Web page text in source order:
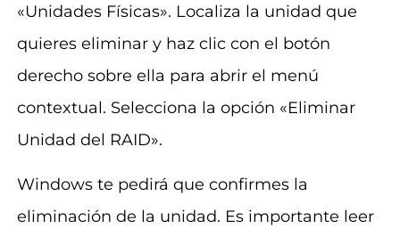
«Unidades Físicas». Localiza la unidad que
quieres eliminar y haz clic con el botón
derecho sobre ella para abrir el menú
contextual. Selecciona la opción «Eliminar
Unidad del RAID».
Windows te pedirá que confirmes la
eliminación de la unidad. Es importante leer